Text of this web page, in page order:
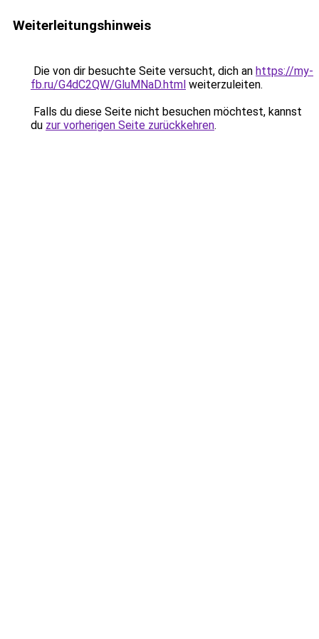
Weiterleitungshinweis
Die von dir besuchte Seite versucht, dich an https://my-
fb.ru/G4dC2QW/GluMNaD.html weiterzuleiten.
Falls du diese Seite nicht besuchen möchtest, kannst
du zur vorherigen Seite zurückkehren.